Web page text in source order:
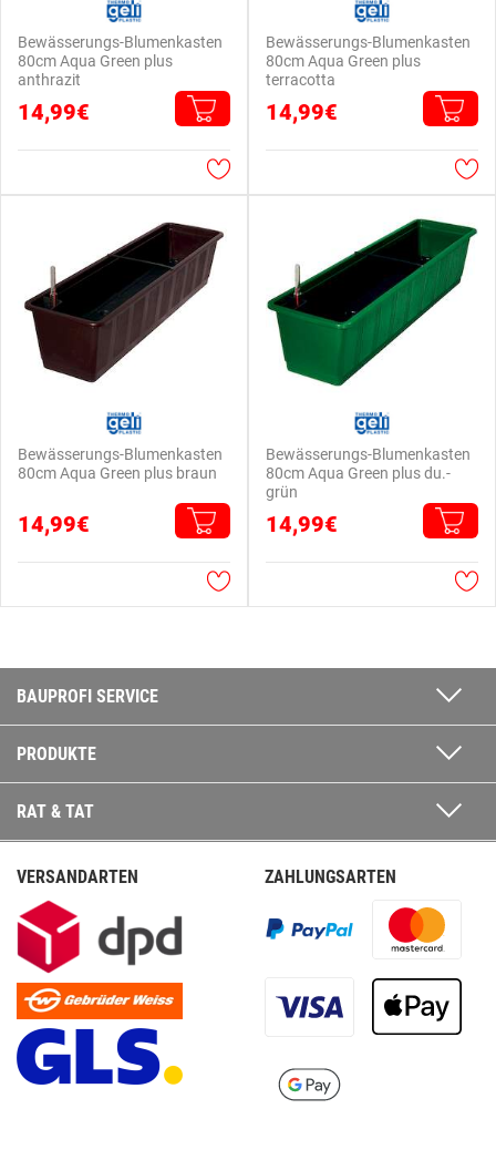
Bewässerungs-Blumenkasten
80cm Aqua Green plus
anthrazit
14,99€
Bewässerungs-Blumenkasten
80cm Aqua Green plus
terracotta
14,99€
Bewässerungs-Blumenkasten
80cm Aqua Green plus braun
14,99€
Bewässerungs-Blumenkasten
80cm Aqua Green plus du.-
grün
14,99€
BAUPROFI SERVICE
PRODUKTE
RAT & TAT
VERSANDARTEN ZAHLUNGSARTEN